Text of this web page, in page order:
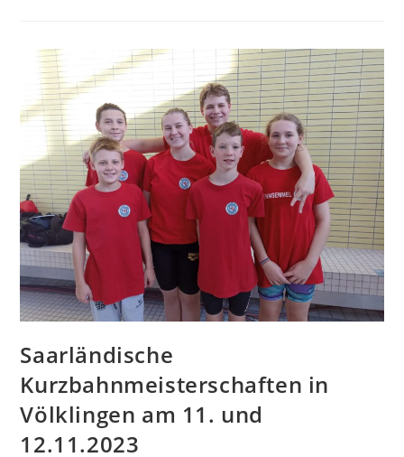
St.
Wendel
Saarländische
Kurzbahnmeisterschaften in
Völklingen am 11. und
12.11.2023